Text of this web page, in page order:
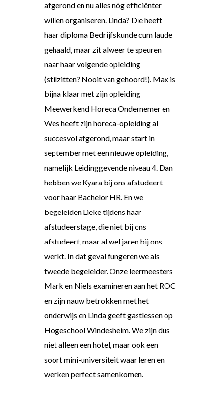
afgerond en nu alles nóg efficiënter
willen organiseren. Linda? Die heeft
haar diploma Bedrijfskunde cum laude
gehaald, maar zit alweer te speuren
naar haar volgende opleiding
(stilzitten? Nooit van gehoord!). Max is
bijna klaar met zijn opleiding
Meewerkend Horeca Ondernemer en
Wes heeft zijn horeca-opleiding al
succesvol afgerond, maar start in
september met een nieuwe opleiding,
namelijk Leidinggevende niveau 4. Dan
hebben we Kyara bij ons afstudeert
voor haar Bachelor HR. En we
begeleiden Lieke tijdens haar
afstudeerstage, die niet bij ons
afstudeert, maar al wel jaren bij ons
werkt. In dat geval fungeren we als
tweede begeleider. Onze leermeesters
Mark en Niels examineren aan het ROC
en zijn nauw betrokken met het
onderwijs en Linda geeft gastlessen op
Hogeschool Windesheim. We zijn dus
niet alleen een hotel, maar ook een
soort mini-universiteit waar leren en
werken perfect samenkomen.